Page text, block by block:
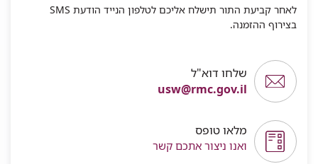
לאחר קביעת התור תישלח אליכם לטלפון הנייד הודעת SMS
בצירוף ההזמנה.
שלחו דוא"ל
usw@rmc.gov.il
מלאו טופס
ואנו ניצור אתכם קשר